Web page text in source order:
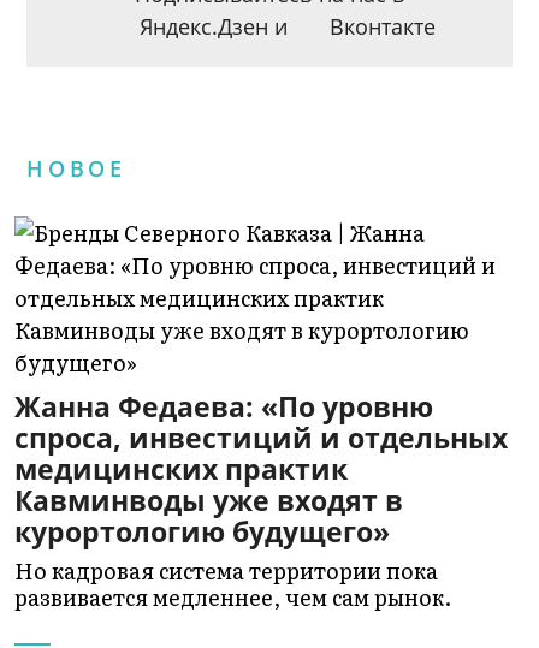
Яндекс.Дзен и Вконтакте
НОВОЕ
Жанна Федаева: «По уровню
спроса, инвестиций и отдельных
медицинских практик
Кавминводы уже входят в
курортологию будущего»
Но кадровая система территории пока
развивается медленнее, чем сам рынок.